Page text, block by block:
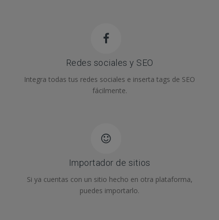
Redes sociales y SEO
Integra todas tus redes sociales e inserta tags de SEO
fácilmente.
Importador de sitios
Si ya cuentas con un sitio hecho en otra plataforma,
puedes importarlo.